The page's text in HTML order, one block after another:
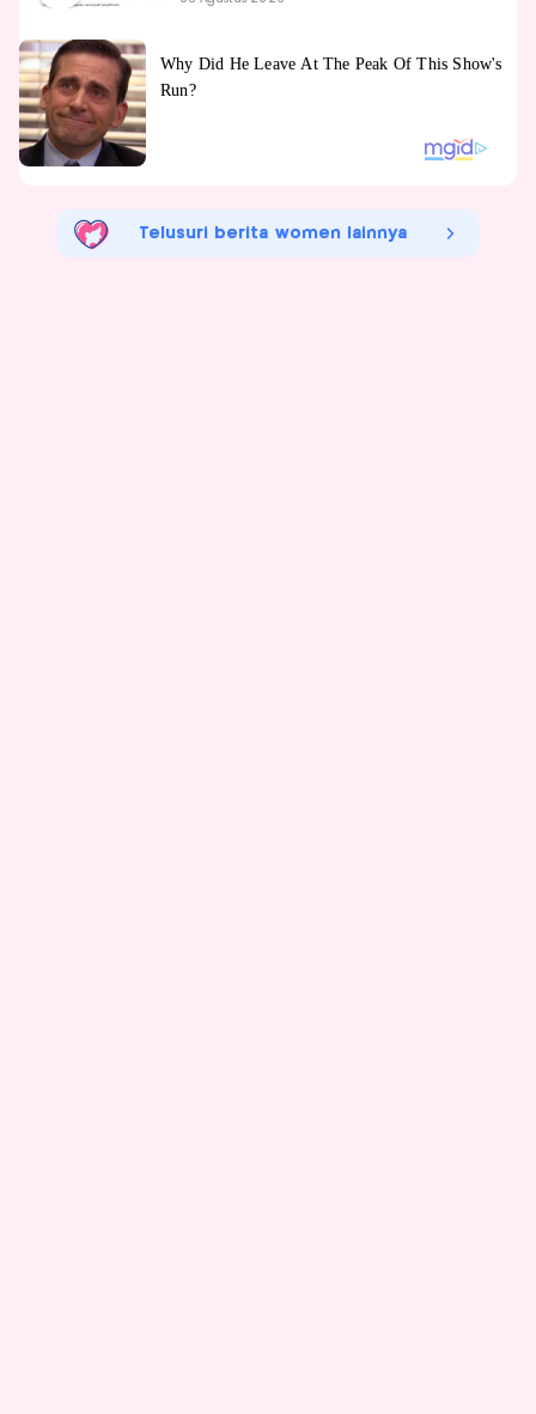
Telusuri berita women lainnya